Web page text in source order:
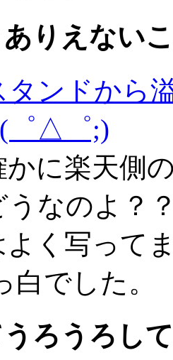
ありえない
タンドから
゜△゜;)
に楽天側
うなのよ？
よく写って
白でした。
ろうろし